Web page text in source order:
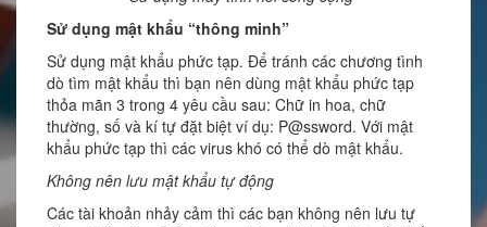
Sử dụng mật khẩu “thông minh”
Sử dụng mật khẩu phức tạp. Để tránh các chương tình
dò tìm mật khẩu thì bạn nên dùng mật khẩu phức tạp
thỏa mãn 3 trong 4 yêu cầu sau: Chữ in hoa, chữ
thường, số và kí tự đặt biệt ví dụ: P@ssword. Với mật
khẩu phức tạp thì các virus khó có thể dò mật khẩu.
Không nên lưu mật khẩu tự động
Các tài khoản nhảy cảm thì các bạn không nên lưu tự